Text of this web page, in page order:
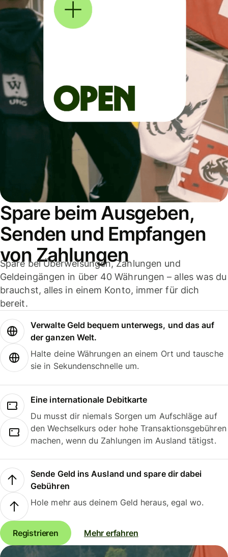
Spare beim Ausgeben,
Senden und Empfangen
von Zahlungen
Spare bei Überweisungen, Zahlungen und
Geldeingängen in über 40 Währungen – alles was du
brauchst, alles in einem Konto, immer für dich
bereit.
Verwalte Geld bequem unterwegs, und das auf
der ganzen Welt.
Halte deine Währungen an einem Ort und tausche
sie in Sekundenschnelle um.
Eine internationale Debitkarte
Du musst dir niemals Sorgen um Aufschläge auf
den Wechselkurs oder hohe Transaktionsgebühren
machen, wenn du Zahlungen im Ausland tätigst.
Sende Geld ins Ausland und spare dir dabei
Gebühren
Hole mehr aus deinem Geld heraus, egal wo.
Registrieren Mehr erfahren